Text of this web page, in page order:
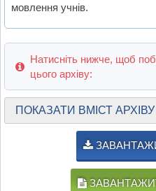
мовлення учнів.
Натисніть нижче, щоб
цього архіву:
ПОКАЗАТИ ВМІСТ АРХІВУ